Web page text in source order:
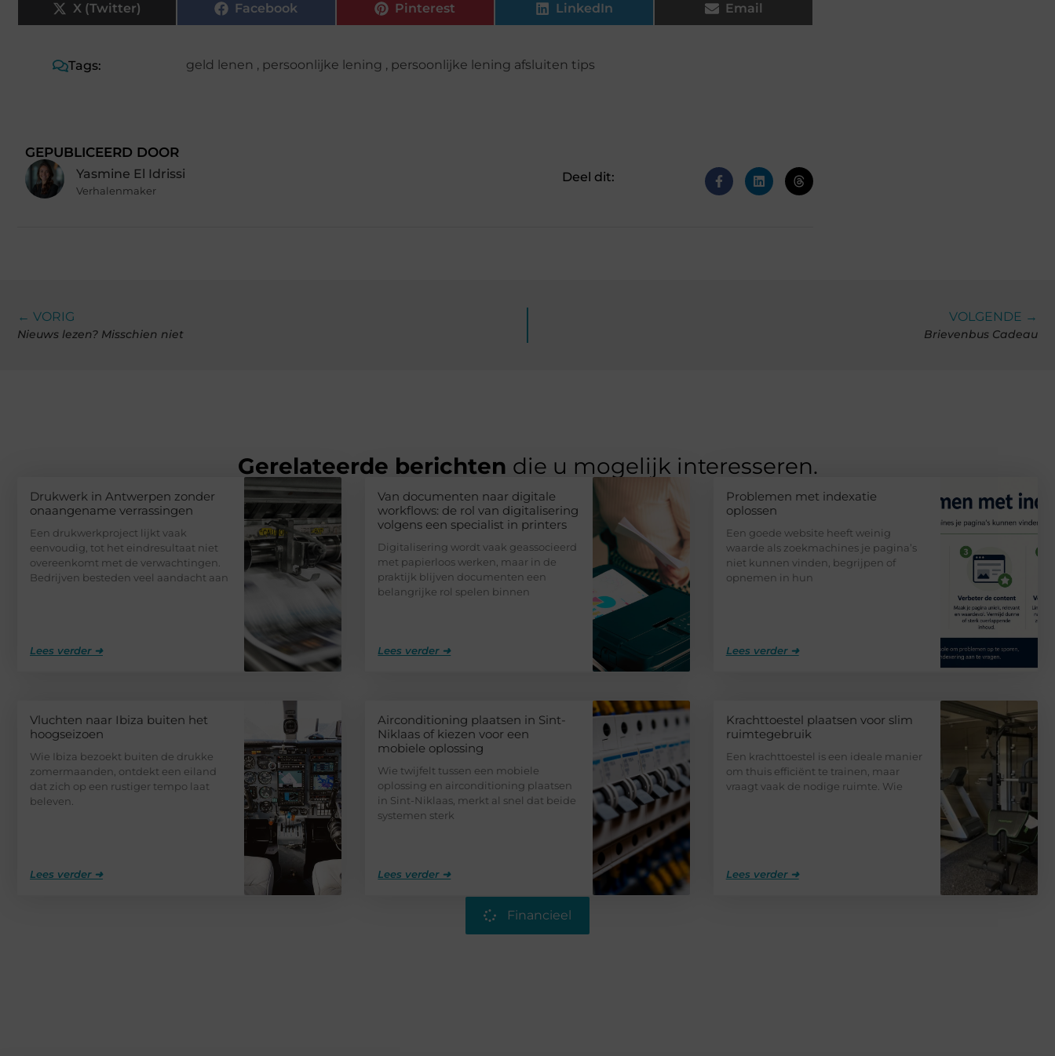
X (Twitter) Facebook Pinterest LinkedIn Email
Tags: geld lenen , persoonlijke lening , persoonlijke lening afsluiten tips
GEPUBLICEERD DOOR
Yasmine El Idrissi
Verhalenmaker
Deel dit:
← VORIG
Nieuws lezen? Misschien niet
VOLGENDE →
Brievenbus Cadeau
Gerelateerde berichten die u mogelijk interesseren.
Drukwerk in Antwerpen zonder
onaangename verrassingen
Een drukwerkproject lijkt vaak
eenvoudig, tot het eindresultaat niet
overeenkomt met de verwachtingen.
Bedrijven besteden veel aandacht aan
Lees verder ➜
Van documenten naar digitale
workflows: de rol van digitalisering
volgens een specialist in printers
Digitalisering wordt vaak geassocieerd
met papierloos werken, maar in de
praktijk blijven documenten een
belangrijke rol spelen binnen
Lees verder ➜
Problemen met indexatie
oplossen
Een goede website heeft weinig
waarde als zoekmachines je pagina’s
niet kunnen vinden, begrijpen of
opnemen in hun
Lees verder ➜
Vluchten naar Ibiza buiten het
hoogseizoen
Wie Ibiza bezoekt buiten de drukke
zomermaanden, ontdekt een eiland
dat zich op een rustiger tempo laat
beleven.
Lees verder ➜
Airconditioning plaatsen in Sint-
Niklaas of kiezen voor een
mobiele oplossing
Wie twijfelt tussen een mobiele
oplossing en airconditioning plaatsen
in Sint-Niklaas, merkt al snel dat beide
systemen sterk
Lees verder ➜
Krachttoestel plaatsen voor slim
ruimtegebruik
Een krachttoestel is een ideale manier
om thuis efficiënt te trainen, maar
vraagt vaak de nodige ruimte. Wie
Lees verder ➜
Financieel